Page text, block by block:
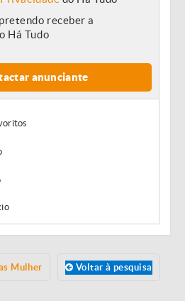
receber a
Há Tudo
anunciante
Mulher Voltar à pesquisa